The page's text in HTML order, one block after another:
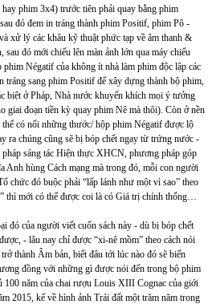
phim 3x4) trước tiên phải quay bằng phim
đó đem in tráng thành phim Positif, phim Pô -
xử lý các khâu kỹ thuật phức tạp về âm thanh &
sau đó mới chiếu lên màn ảnh lớn qua máy chiếu
Négatif của không ít nhà làm phim độc lập các
sang phim Positif để xây dựng thành bộ phim,
biệt ở Pháp, Nhà nước khuyến khích mọi ý tưởng
giai đoạn tiền kỳ quay phim Nê mà thôi). Còn ở nền
có nổi những thước/ hộp phim Négatif được lộ
ra chúng cũng sẽ bị bóp chết ngay từ trứng nước -
sáng tác Hiện thực XHCN, phương pháp góp
Anh hùng Cách mạng mà trong đó, mỗi con người
chức đó buộc phải “lấp lánh như một vì sao” theo
thì mới có thể được coi là có Giá trị chính thống…
của người viết cuốn sách này - dù bị bóp chết
- lâu nay chỉ được “xi-nê mồm” theo cách nói
thành Âm bản, biết đâu tới lúc nào đó sẽ biến
đồng với những gì được nói đến trong bộ phim
100 năm của chai rượu Louis XIII Cognac của giới
2015, kể về hình ảnh Trái đất một trăm năm trong